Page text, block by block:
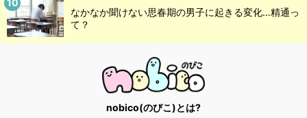
なかなか聞けない思春期の男子に起きる変化…精通っ
て？
nobico(のびこ)とは?